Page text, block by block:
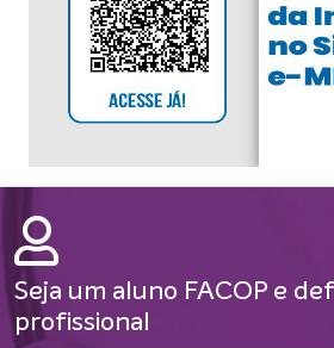
Seja um aluno FACOP e
profissional